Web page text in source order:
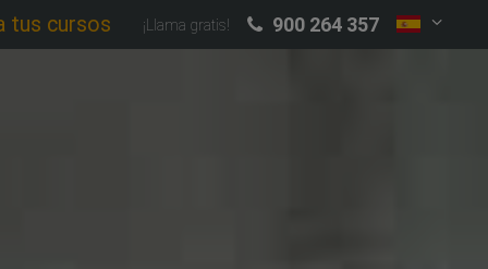
tus cursos ¡Llama gratis! 900 264 357